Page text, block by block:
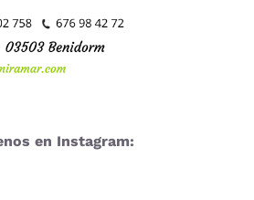
en Instagram: